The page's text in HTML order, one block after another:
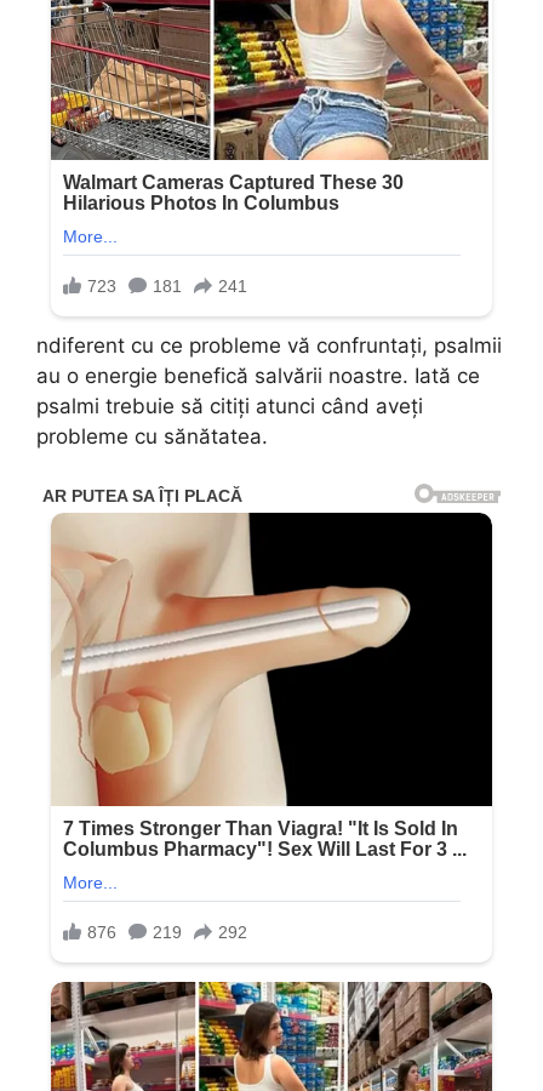
ndiferent cu ce probleme vă confruntați, psalmii
au o energie benefică salvării noastre. Iată ce
psalmi trebuie să citiți atunci când aveți
probleme cu sănătatea.